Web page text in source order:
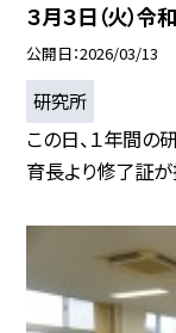
３月３日（火）
公開日 2026/03/13
研究所
この日、１年間
育長より修了証